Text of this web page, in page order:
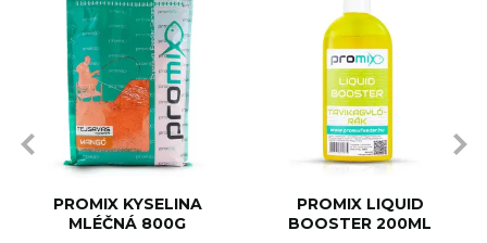
PROMIX KYSELINA
MLÉČNÁ 800G
PROMIX LIQUID
BOOSTER 200ML